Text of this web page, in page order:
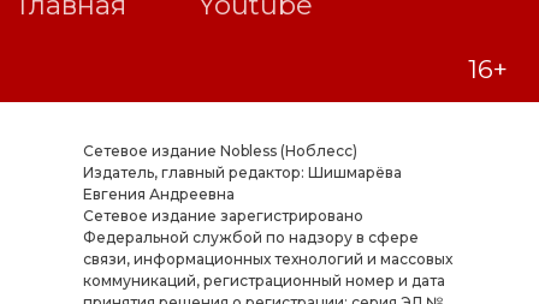
Сетевое издание Nobless (Ноблесс)
Издатель, главный редактор: Шишмарёва
Евгения Андреевна
Cетевое издание зарегистрировано
Федеральной службой по надзору в сфере
связи, информационных технологий и массовых
коммуникаций, регистрационный номер и дата